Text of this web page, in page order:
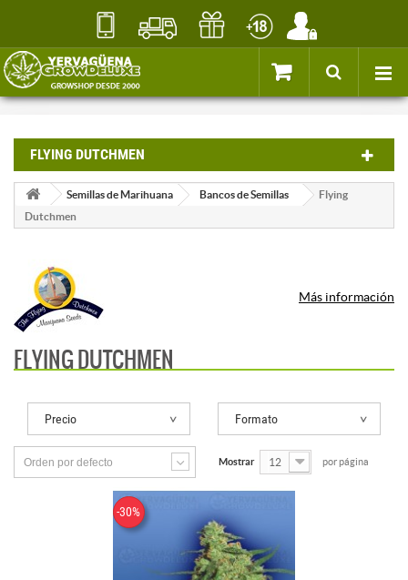
FLYING DUTCHMEN
Semillas de Marihuana Bancos de Semillas
Flying
Dutchmen
FLYING DUTCHMEN
Más información
Precio Formato
Orden por defecto Mostrar 12 por página
-30%